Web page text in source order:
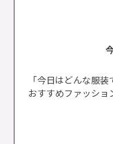
「今日はどんな服
おすすめファッショ